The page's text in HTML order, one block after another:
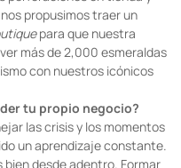
propusimos traer un
para que nuestra
más de 2,000 esmeraldas
con nuestros icónicos
tu propio negocio?
las crisis y los momentos
un aprendizaje constante.
desde adentro. Formar